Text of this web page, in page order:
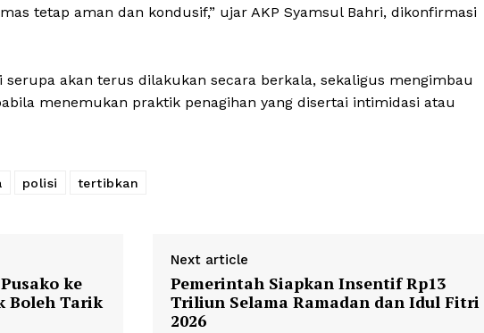
tetap aman dan kondusif,” ujar AKP Syamsul Bahri, dikonfirmasi
akan terus dilakukan secara berkala, sekaligus mengimbau
menemukan praktik penagihan yang disertai intimidasi atau
polisi tertibkan
ke
Boleh Tarik
Next article
Pemerintah Siapkan Insentif Rp13
Triliun Selama Ramadan dan Idul Fitri
2026